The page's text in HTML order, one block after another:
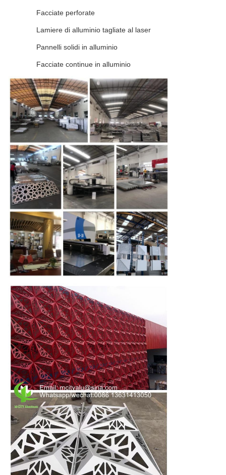
Facciate perforate
Lamiere di alluminio tagliate al laser
Pannelli solidi in alluminio
Facciate continue in alluminio